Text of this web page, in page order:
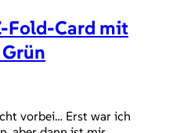
Fold-Card mit
vorbei… Erst war ich